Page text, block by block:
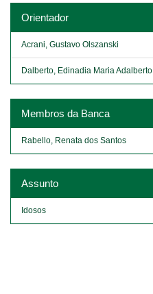
Orientador
Acrani, Gustavo Olszanski
Dalberto, Edinadia Maria Adalberto
Membros da Banca
Rabello, Renata dos Santos
Assunto
Idosos